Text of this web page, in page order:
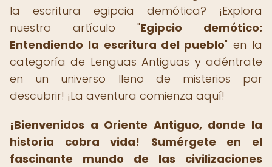
la escritura egipcia demótica? ¡Explora
nuestro artículo "Egipcio demótico:
Entendiendo la escritura del pueblo" en la
categoría de Lenguas Antiguas y adéntrate
en un universo lleno de misterios por
descubrir! ¡La aventura comienza aquí!
¡Bienvenidos a Oriente Antiguo, donde la
historia cobra vida!
Sumérgete en el
fascinante mundo de las civilizaciones